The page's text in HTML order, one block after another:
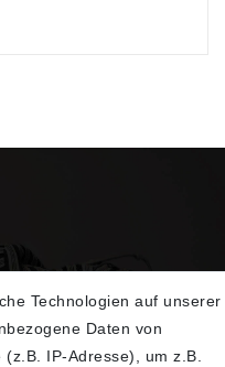
eingetroffenen
an
Technologien auf unserer
Daten von
IP-Adresse), um z.B.